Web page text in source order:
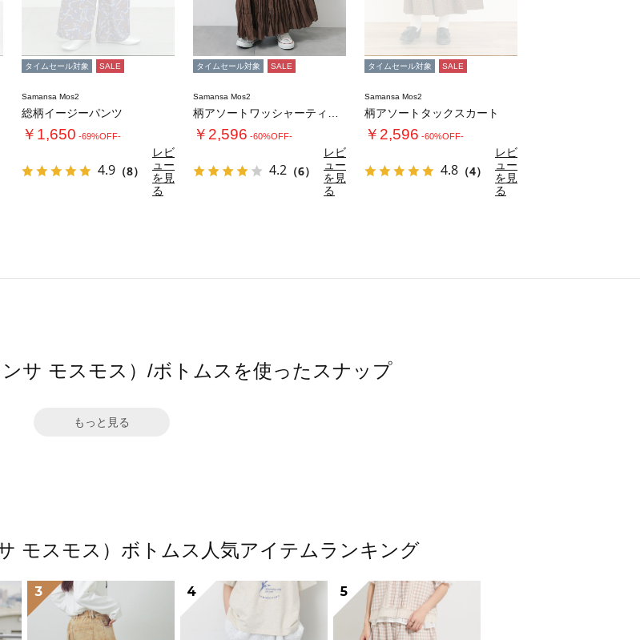
タイムセール対象 SALE
Samansa Mos2
総柄イージーパンツ
￥1,650 -69%OFF-
4.9 （8）
レビ
ュー
を見
る
タイムセール対象 SALE
Samansa Mos2
￥2,596 -60%OFF-
4.2 （6）
レビ
ュー
を見
る
タイムセール対象 SALE
Samansa Mos2
柄アソートタックスカート
￥2,596 -60%OFF-
4.8 （4）
レビ
ュー
を見
る
サ モスモス）/ボトムスを使ったスナップ
もっと見る
モスモス）ボトムス人気アイテムランキング
3 4 5